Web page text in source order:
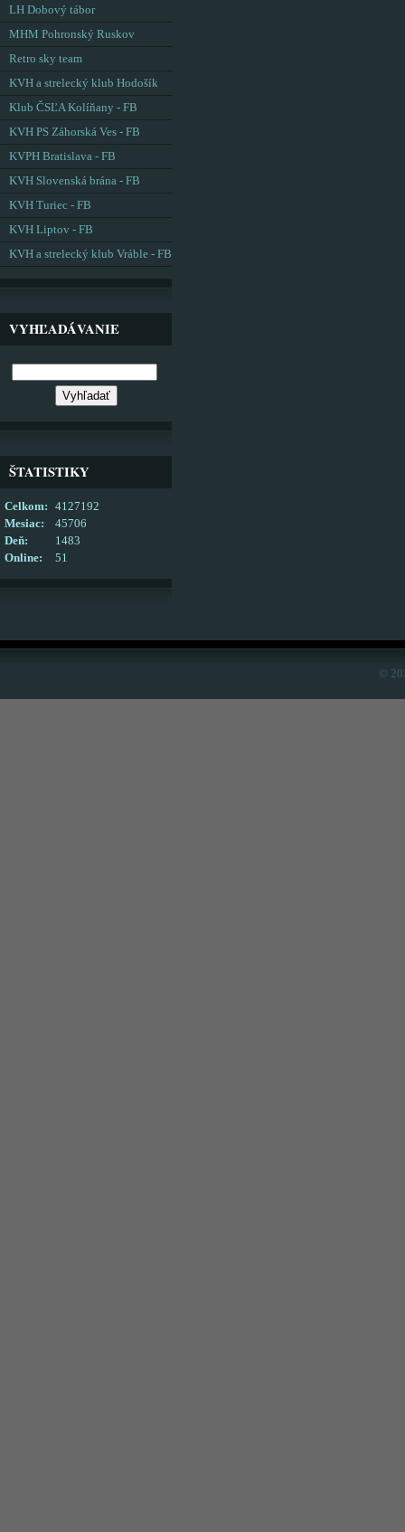
LH Dobový tábor
MHM Pohronský Ruskov
Retro sky team
KVH a strelecký klub Hodošík
Klub ČSĽA Kolíňany - FB
KVH PS Záhorská Ves - FB
KVPH Bratislava - FB
KVH Slovenská brána - FB
KVH Turiec - FB
KVH Liptov - FB
KVH a strelecký klub Vráble - FB
VYHĽADÁVANIE
ŠTATISTIKY
Online: 51
Celkom:
4127192
Mesiac:
45706
Deň:
1483
©